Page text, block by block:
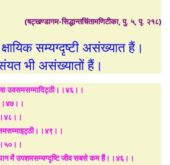
(षट्खण्डागम-सिद्धान्तचिंतामणिटीका, पु. ५, पृ. २१८)
सम्यग्दृष्टी असंख्यात हैं।
भी असंख्यातों हैं।
उवसमसम्मादिट्ठी।।४६।।
में उपशमसम्यग्दृष्टि जीव सबसे कम हैं।।४६।।